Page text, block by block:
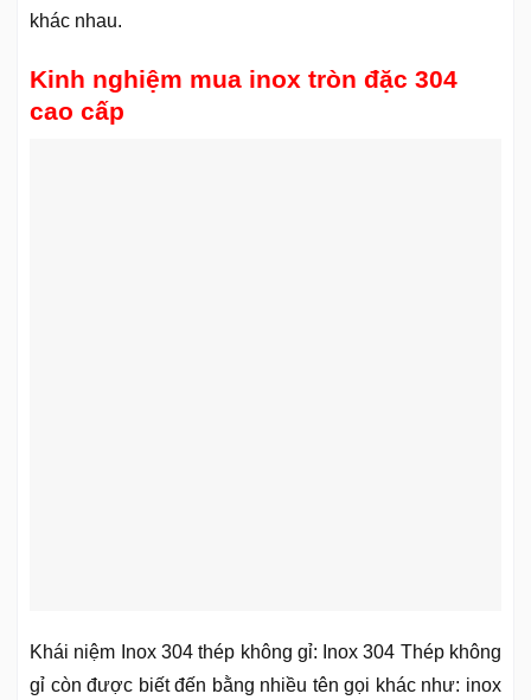
khác nhau.
Kinh nghiệm mua inox tròn đặc 304
cao cấp
Khái niệm Inox 304 thép không gỉ: Inox 304 Thép không
gỉ còn được biết đến bằng nhiều tên gọi khác như: inox